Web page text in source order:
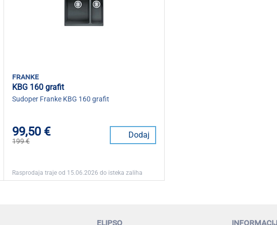
franke
KBG 160 grafit
Sudoper Franke KBG 160 grafit
99,50 €
199 €
Dodaj
Rasprodaja traje od 15.06.2026 do isteka zaliha
elipso